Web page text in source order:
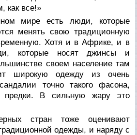
как все!»
мире есть люди, которые
менять свою традиционную
Хотя и в Африке, и в
которые носят джинсы и
своем население там
широкую одежду из очень
точно такого фасона,
предки. В сильную жару это
стран тоже оценивают
одежды, и наряду с